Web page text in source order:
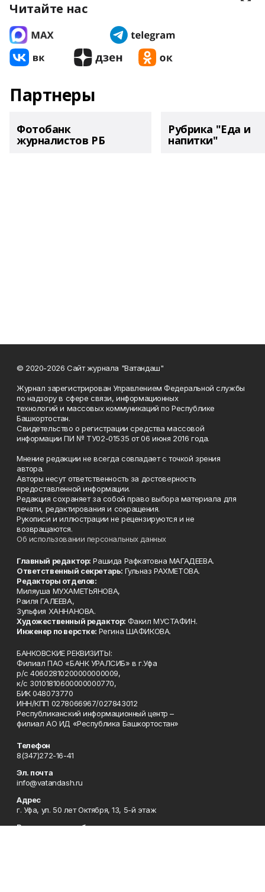
Читайте нас
Партнеры
Фотобанк
журналистов РБ
Рубрика "Еда и
напитки"
© 2020-2026 Сайт журнала "Ватандаш"
Журнал зарегистрирован Управлением Федеральной службы
по надзору в сфере связи, информационных
технологий и массовых коммуникаций по Республике
Башкортостан.
Свидетельство о регистрации средства массовой
информации ПИ № ТУ02-01535 от 06 июня 2016 года.
Мнение редакции не всегда совпадает с точкой зрения
автора.
Авторы несут ответственность за достоверность
предоставленной информации.
Редакция сохраняет за собой право выбора материала для
печати, редактирования и сокращения.
Рукописи и иллюстрации не рецензируются и не
возвращаются.
Об использовании персональных данных
Главный редактор: Рашида Рафкатовна МАГАДЕЕВА.
Ответственный секретарь: Гульназ РАХМЕТОВА.
Редакторы отделов:
Миляуша МУХАМЕТЬЯНОВА,
Раиля ГАЛЕЕВА,
Зульфия ХАННАНОВА.
Художественный редактор: Факил МУСТАФИН.
Инженер по верстке: Регина ШАФИКОВА.
БАНКОВСКИЕ РЕКВИЗИТЫ:
Филиал ПАО «БАНК УРАЛСИБ» в г.Уфа
р/с 40602810200000000009,
к/с 30101810600000000770,
БИК 048073770
ИНН/КПП 0278066967/027843012
Республиканский информационный центр –
филиал АО ИД «Республика Башкортостан»
Телефон
8(347)272-16-41
Эл. почта
info@vatandash.ru
Адрес
г. Уфа, ул. 50 лет Октября, 13, 5-й этаж
Рекламная служба